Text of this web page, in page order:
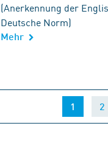
(Anerkennung der
Deutsche Norm)
Mehr
1 (current)
2